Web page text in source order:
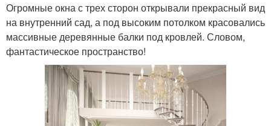
Огромные окна с трех сторон открывали прекрасный вид
на внутренний сад, а под высоким потолком красовались
массивные деревянные балки под кровлей. Словом,
фантастическое пространство!